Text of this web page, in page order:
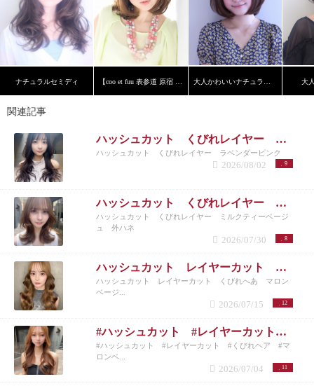
ナチュラルセミディ 大
関連記事
ハッシュカット くびれレイヤー ラベンダーピンク
ハッシュカット くびれレイヤー ラベンダーピンク
9
2026/08/02
ハッシュカット くびれレイヤー ミルクティーベージュ 外ハネ
ハッシュカット くびれレイヤー ミルクティーベージ
ュ 外ハネ
8
2026/07/30
ハッシュカット レイヤーカット くびれへあ マロンベージュ ミルクティーベージュ
ハッシュカット レイヤーカット くびれへあ マロン
ベージ...
12
2026/07/15
#ハッシュカット #レイヤーカット #くびれヘア #マロンベージュ #シースルーバング
#ハッシュカット #レイヤーカット #くびれヘア #マ
ロンベ...
11
2026/07/04